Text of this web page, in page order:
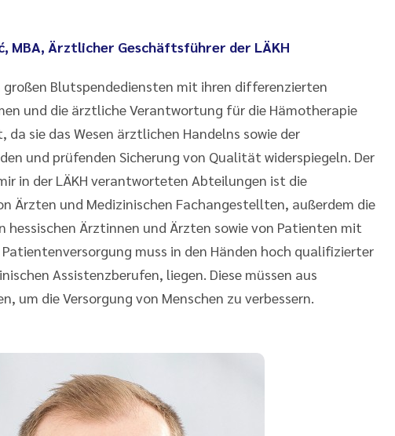
MBA, Ärztlicher Geschäftsführer der LÄKH
Blutspendediensten mit ihren differenzierten
und die ärztliche Verantwortung für die Hämotherapie
sie das Wesen ärztlichen Handelns sowie der
und prüfenden Sicherung von Qualität widerspiegeln. Der
in der LÄKH verantworteten Abteilungen ist die
Ärzten und Medizinischen Fachangestellten, außerdem die
hessischen Ärztinnen und Ärzten sowie von Patienten mit
muss in den Händen hoch qualifizierter
Assistenzberufen, liegen. Diese müssen aus
um die Versorgung von Menschen zu verbessern.